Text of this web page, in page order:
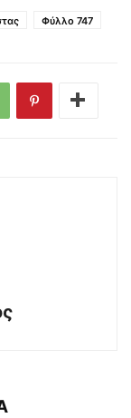
Φύλλο 747